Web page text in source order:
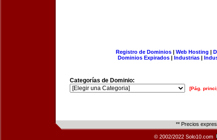
Registro de Dominios| Web Hosting |
Dominios Expirados | Industrias |
Categorías de Dominio:
[Pág.
** Precios
© 2002/2022 Solo10.com